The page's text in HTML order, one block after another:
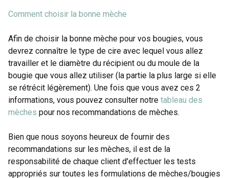
Comment choisir la bonne mèche
Afin de choisir la bonne mèche pour vos bougies, vous
devrez connaître le type de cire avec lequel vous allez
travailler et le diamètre du récipient ou du moule de la
bougie que vous allez utiliser (la partie la plus large si elle
se rétrécit légèrement). Une fois que vous avez ces 2
informations, vous pouvez consulter notre tableau des
mèches pour nos recommandations de mèches.
Bien que nous soyons heureux de fournir des
recommandations sur les mèches, il est de la
responsabilité de chaque client d'effectuer les tests
appropriés sur toutes les formulations de mèches/bougies